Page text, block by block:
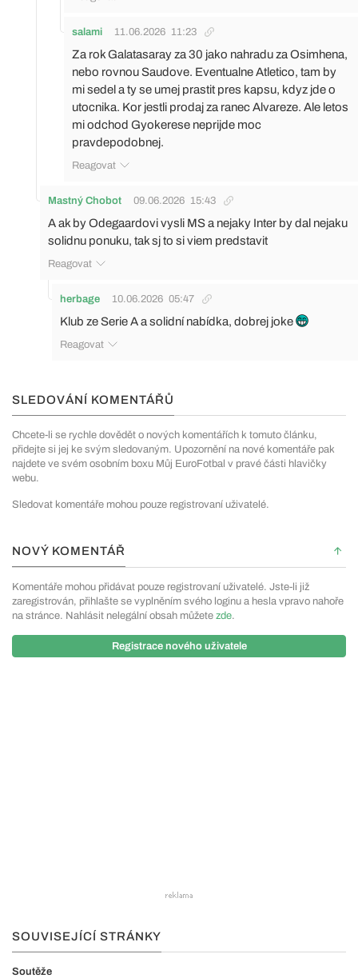
salami 11.06.2026 11:23
Za rok Galatasaray za 30 jako nahradu za Osimhena,
nebo rovnou Saudove. Eventualne Atletico, tam by
mi sedel a ty se umej prastit pres kapsu, kdyz jde o
utocnika. Kor jestli prodaj za ranec Alvareze. Ale letos
mi odchod Gyokerese neprijde moc
pravdepodobnej.
Reagovat
Mastný Chobot 09.06.2026 15:43
A ak by Odegaardovi vysli MS a nejaky Inter by dal nejaku
solidnu ponuku, tak sj to si viem predstavit
Reagovat
herbage 10.06.2026 05:47
Klub ze Serie A a solidní nabídka, dobrej joke
Reagovat
SLEDOVÁNÍ KOMENTÁŘŮ
Chcete-li se rychle dovědět o nových komentářích k tomuto článku,
přidejte si jej ke svým sledovaným. Upozornění na nové komentáře pak
najdete ve svém osobním boxu Můj EuroFotbal v pravé části hlavičky
webu.
Sledovat komentáře mohou pouze registrovaní uživatelé.
NOVÝ KOMENTÁŘ
Komentáře mohou přidávat pouze registrovaní uživatelé. Jste-li již
zaregistrován, přihlašte se vyplněním svého loginu a hesla vpravo nahoře
na stránce. Nahlásit nelegální obsah můžete zde.
Registrace nového uživatele
SOUVISEJÍCÍ STRÁNKY
Soutěže